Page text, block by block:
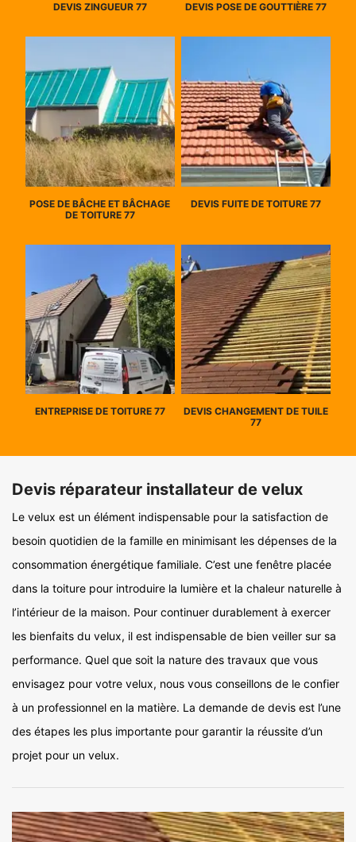
DEVIS ZINGUEUR 77 DEVIS POSE DE GOUTTIÈRE 77
POSE DE BÂCHE ET BÂCHAGE
DE TOITURE 77
DEVIS FUITE DE TOITURE 77
ENTREPRISE DE TOITURE 77
DEVIS CHANGEMENT DE TUILE
77
Devis réparateur installateur de velux
Le velux est un élément indispensable pour la satisfaction de
besoin quotidien de la famille en minimisant les dépenses de la
consommation énergétique familiale. C’est une fenêtre placée
dans la toiture pour introduire la lumière et la chaleur naturelle à
l’intérieur de la maison. Pour continuer durablement à exercer
les bienfaits du velux, il est indispensable de bien veiller sur sa
performance. Quel que soit la nature des travaux que vous
envisagez pour votre velux, nous vous conseillons de le confier
à un professionnel en la matière. La demande de devis est l’une
des étapes les plus importante pour garantir la réussite d’un
projet pour un velux.